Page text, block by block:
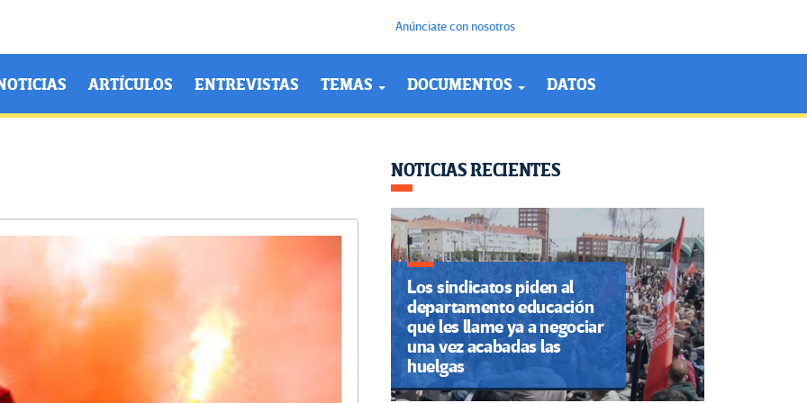
Anúnciate con nosotros
ARTÍCULOS ENTREVISTAS TEMAS DOCUMENTOS DATOS
NOTICIAS RECIENTES
Los sindicatos piden al
departamento educación
que les llame ya a negociar
una vez acabadas las
huelgas